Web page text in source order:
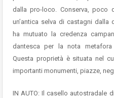
dalla pro-loco. Conserva, poco
un’antica selva di castagni dalla
ha mutuato la credenza
dantesca per la nota metafora
Questa proprietà è situata nel
importanti monumenti, piazze,
IN AUTO: Il casello autostradale